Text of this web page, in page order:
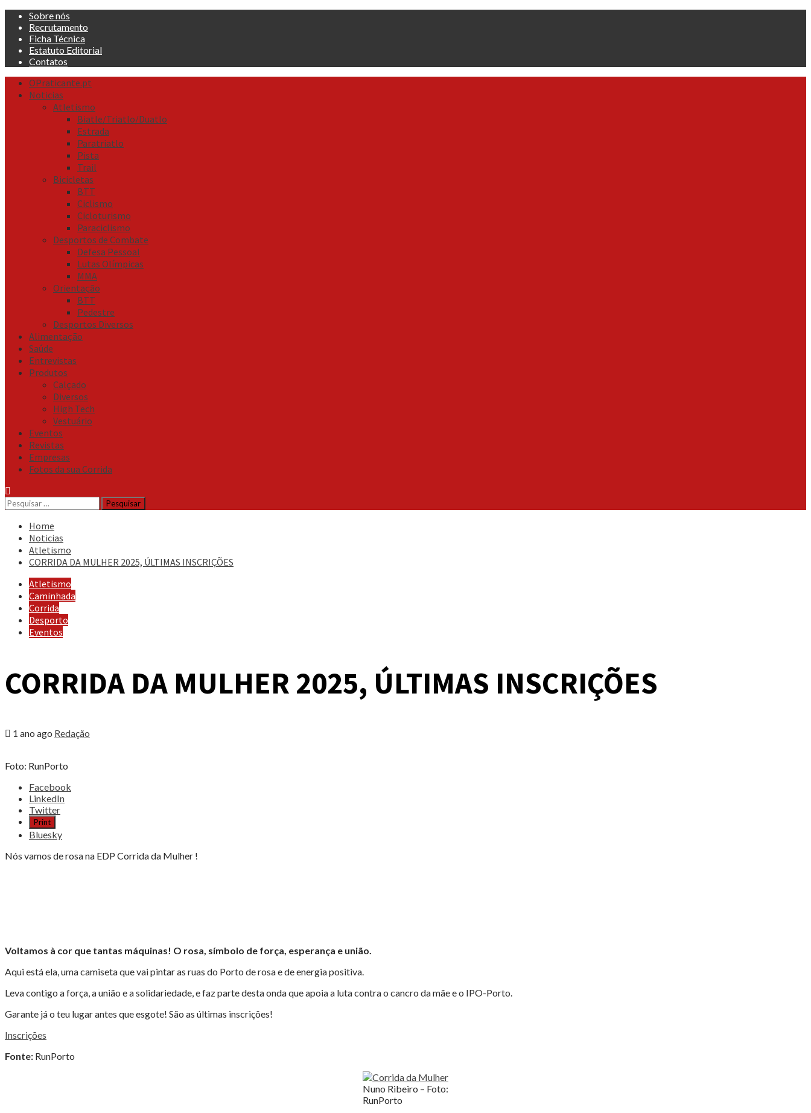
Skip
content
Sobre nós
Recrutamento
Ficha Técnica
Estatuto Editorial
Contatos
Primary
Menu
OPraticante.pt
Noticias
Atletismo
Biatle/Triatlo/Duatlo
Estrada
Paratriatlo
Pista
Trail
Bicicletas
BTT
Ciclismo
Cicloturismo
Paraciclismo
Desportos de Combate
Defesa Pessoal
Lutas Olímpicas
MMA
Orientação
BTT
Pedestre
Desportos Diversos
Alimentação
Saúde
Entrevistas
Produtos
Calçado
Diversos
High Tech
Vestuário
Eventos
Revistas
Empresas
Fotos da sua Corrida
Pesquisar
por:
Home
Noticias
Atletismo
CORRIDA DA MULHER 2025, ÚLTIMAS INSCRIÇÕES
Atletismo
Caminhada
Corrida
Desporto
Eventos
CORRIDA DA MULHER 2025, ÚLTIMAS INSCRIÇÕES
1 ano ago Redação
Foto: RunPorto
Share
post
"CORRIDA
MULHER
2025,
Facebook
LinkedIn
Twitter
Print
Bluesky
Nós vamos de rosa na EDP Corrida da Mulher !
Voltamos à cor que tantas máquinas! O rosa, símbolo de força, esperança e união.
Aqui está ela, uma camiseta que vai pintar as ruas do Porto de rosa e de energia positiva.
Leva contigo a força, a união e a solidariedade, e faz parte desta onda que apoia a luta contra o cancro da mãe e o IPO-Porto.
Garante já o teu lugar antes que esgote! São as últimas inscrições!
Inscrições
Fonte: RunPorto
Nuno Ribeiro – Foto:
RunPorto